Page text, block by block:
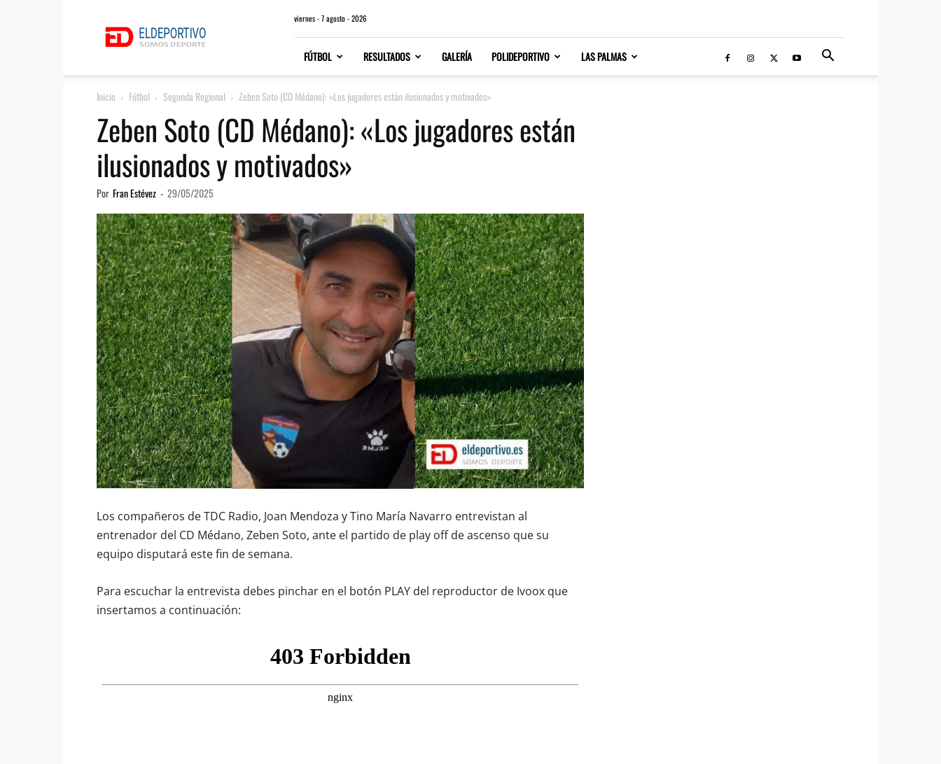
viernes - 7 agosto - 2026
FÚTBOL RESULTADOS GALERÍA POLIDEPORTIVO LAS PALMAS
Inicio Fútbol Segunda Regional Zeben Soto (CD Médano): «Los jugadores están ilusionados y motivados»
Zeben Soto (CD Médano): «Los jugadores están
ilusionados y motivados»
Por Fran Estévez - 29/05/2025
Los compañeros de TDC Radio, Joan Mendoza y Tino María Navarro entrevistan al
entrenador del CD Médano, Zeben Soto, ante el partido de play off de ascenso que su
equipo disputará este fin de semana.
Para escuchar la entrevista debes pinchar en el botón PLAY del reproductor de Ivoox que
insertamos a continuación: